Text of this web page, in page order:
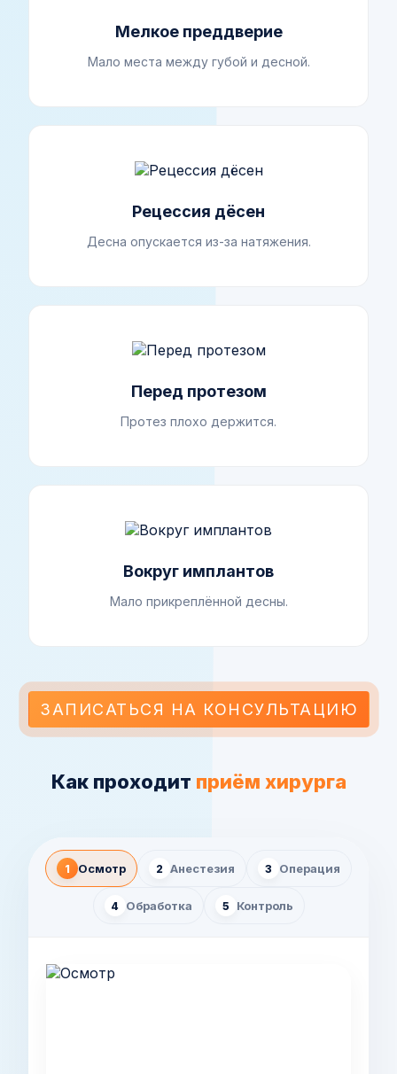
Мелкое преддверие
Мало места между губой и десной.
Рецессия дёсен
Десна опускается из-за натяжения.
Перед протезом
Протез плохо держится.
Вокруг имплантов
Мало прикреплённой десны.
ЗАПИСАТЬСЯ НА КОНСУЛЬТАЦИЮ
Как проходит приём хирурга
1 Осмотр 2 Анестезия 3 Операция
4 Обработка 5 Контроль